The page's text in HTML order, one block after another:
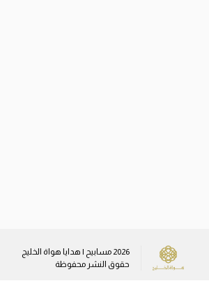
2026 مسابيح | هدايا هواة الخليج
حقوق النشر محفوظة